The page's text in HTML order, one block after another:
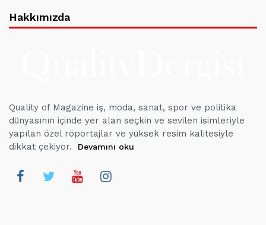
Hakkımızda
Quality of Magazine iş, moda, sanat, spor ve politika
dünyasının içinde yer alan seçkin ve sevilen isimleriyle
yapılan özel röportajlar ve yüksek resim kalitesiyle
dikkat çekiyor.
Devamını oku